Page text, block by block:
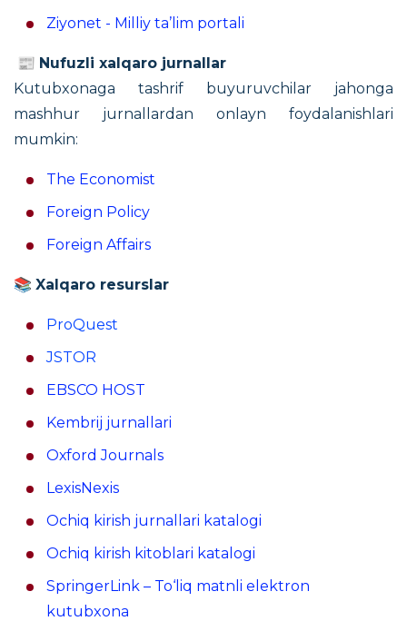
Ziyonet - Milliy ta’lim portali
📰 Nufuzli xalqaro jurnallar
Kutubxonaga tashrif buyuruvchilar jahonga
mashhur jurnallardan onlayn foydalanishlari
mumkin:
The Economist
Foreign Policy
Foreign Affairs
📚 Xalqaro resurslar
ProQuest
JSTOR
EBSCO HOST
Kembrij jurnallari
Охford Journals
LexisNexis
Ochiq kirish jurnallari katalogi
Ochiq kirish kitoblari katalogi
SpringerLink – To‘liq matnli elektron
kutubxona